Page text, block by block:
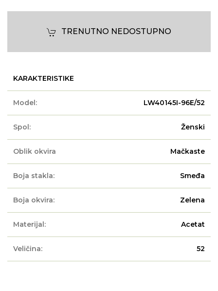
TRENUTNO NEDOSTUPNO
KARAKTERISTIKE
Model: LW40145I-96E/52
Spol: Ženski
Oblik okvira Mačkaste
Boja stakla: Smeđa
Boja okvira: Zelena
Materijal: Acetat
Veličina: 52